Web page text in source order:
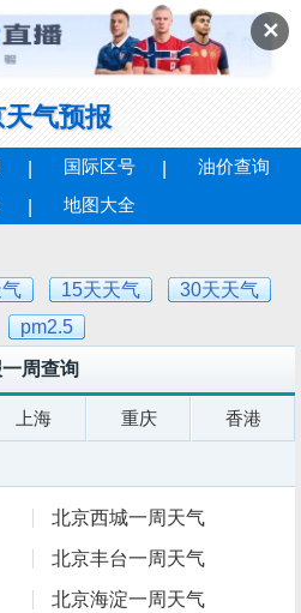
✕
气预报
国际区号
油价查询
地图大全
15天天气
30天天气
pm2.5
周查询
上海 重庆 香港
北京西城一周天气
北京丰台一周天气
北京海淀一周天气